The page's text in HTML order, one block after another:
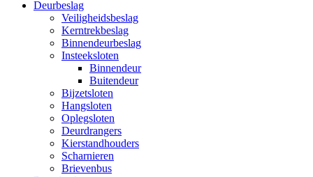
Deurbeslag
Veiligheidsbeslag
Kerntrekbeslag
Binnendeurbeslag
Insteeksloten
Binnendeur
Buitendeur
Bijzetsloten
Hangsloten
Oplegsloten
Deurdrangers
Kierstandhouders
Scharnieren
Brievenbus